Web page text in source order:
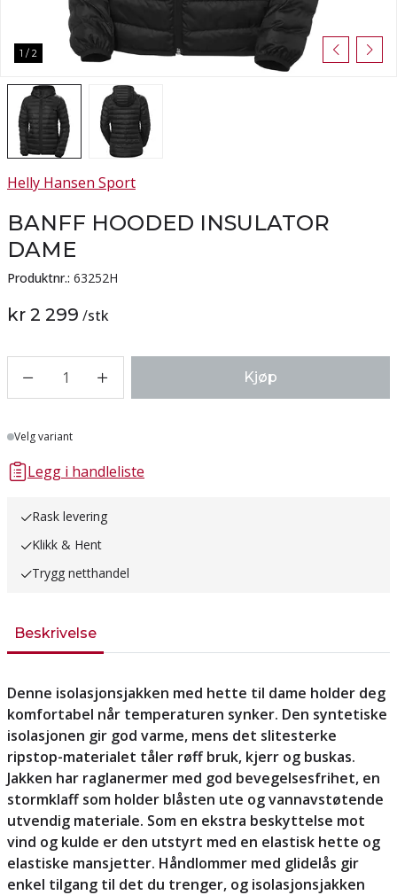
1 / 2
Helly Hansen Sport
BANFF HOODED INSULATOR
DAME
Produktnr.: 63252H
kr 2 299 /stk
1 Kjøp
Lager
Velg variant
Legg i handleliste
Rask levering
Klikk & Hent
Trygg netthandel
Beskrivelse
Denne isolasjonsjakken med hette til dame holder deg
komfortabel når temperaturen synker. Den syntetiske
isolasjonen gir god varme, mens det slitesterke
ripstop-materialet tåler røff bruk, kjerr og buskas.
Jakken har raglanermer med god bevegelsesfrihet, en
stormklaff som holder blåsten ute og vannavstøtende
utvendig materiale. Som en ekstra beskyttelse mot
vind og kulde er den utstyrt med en elastisk hette og
elastiske mansjetter. Håndlommer med glidelås gir
enkel tilgang til det du trenger, og isolasjonsjakken